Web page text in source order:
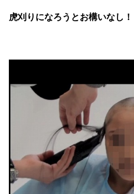
虎刈りになろうとお構いなし！